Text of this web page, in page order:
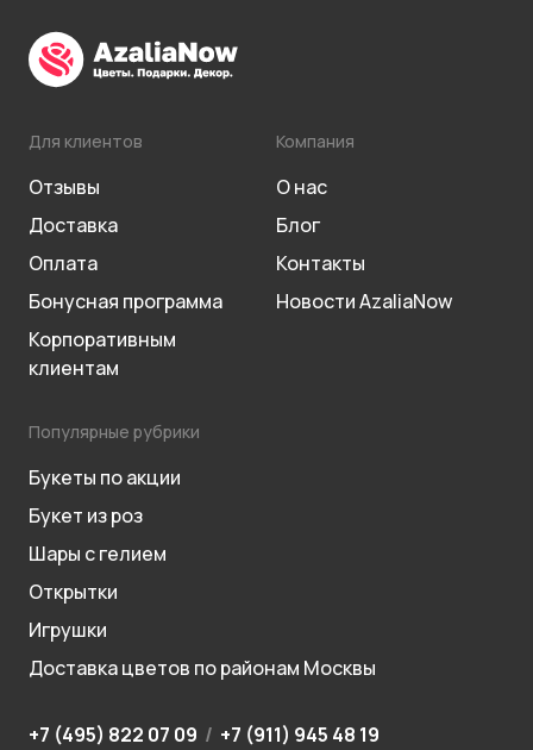
Для клиентов
Отзывы
Доставка
Оплата
Бонусная программа
Корпоративным
клиентам
Компания
О нас
Блог
Контакты
Новости AzaliaNow
Популярные рубрики
Букеты по акции
Букет из роз
Шары с гелием
Открытки
Игрушки
Доставка цветов по районам Москвы
+7 (495) 822 07 09 / +7 (911) 945 48 19